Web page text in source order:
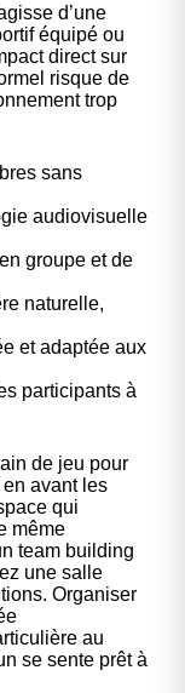
d’une
équipé ou
direct sur
risque de
trop
sans
audiovisuelle
groupe et de
naturelle,
et adaptée aux
participants à
de jeu pour
avant les
qui
même
team building
une salle
Organiser
au
se sente prêt à